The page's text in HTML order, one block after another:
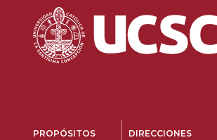
PROPÓSITOS DIRECCIONES